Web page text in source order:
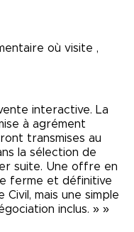
où visite ,
interactive. La
à agrément
transmises au
la sélection de
suite. Une offre en
ferme et définitive
Civil, mais une simple
inclus. » »